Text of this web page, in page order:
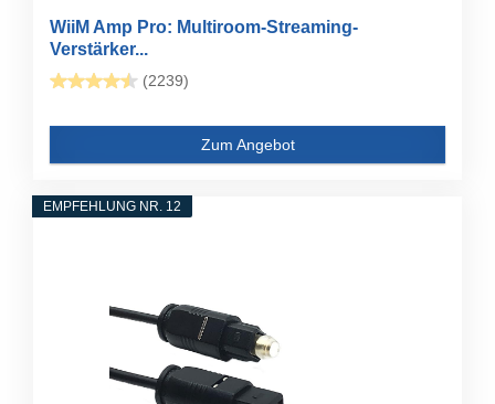
WiiM Amp Pro: Multiroom-Streaming-
Verstärker...
(2239)
Zum Angebot
EMPFEHLUNG NR. 12